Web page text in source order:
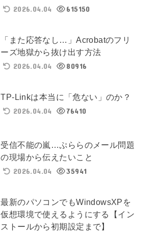
2026.04.04
615150
「また応答なし…」Acrobatのフリ
ーズ地獄から抜け出す方法
2026.04.04
80916
TP-Linkは本当に「危ない」のか？
2026.04.04
76410
受信不能の嵐…ぷららのメール問題
の現場から伝えたいこと
2026.04.04
35941
最新のパソコンでもWindowsXPを
仮想環境で使えるようにする【イン
ストールから初期設定まで】